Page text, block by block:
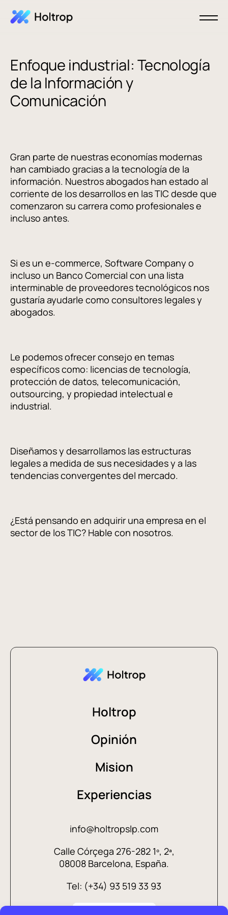
Enfoque industrial: Tecnología
de la Información y
Comunicación
Gran parte de nuestras economías modernas
han cambiado gracias a la tecnología de la
información. Nuestros abogados han estado al
corriente de los desarrollos en las TIC desde que
comenzaron su carrera como profesionales e
incluso antes.
Si es un e-commerce, Software Company o
incluso un Banco Comercial con una lista
interminable de proveedores tecnológicos nos
gustaría ayudarle como consultores legales y
abogados.
Le podemos ofrecer consejo en temas
específicos como: licencias de tecnología,
protección de datos, telecomunicación,
outsourcing, y propiedad intelectual e
industrial.
Diseñamos y desarrollamos las estructuras
legales a medida de sus necesidades y a las
tendencias convergentes del mercado.
¿Está pensando en adquirir una empresa en el
sector de los TIC? Hable con nosotros.
Holtrop
Opinión
Mision
Experiencias
info@holtropslp.com
Calle Córçega 276-282 1º, 2ª,
08008 Barcelona, España.
Tel: (+34) 93 519 33 93